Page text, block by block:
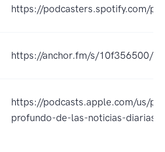
https://podcasters.spotify.com/
https://anchor.fm/s/10f356500/
https://podcasts.apple.com/us/
profundo-de-las-noticias-diarias/